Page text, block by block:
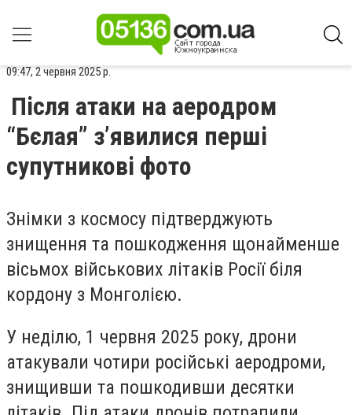
09:47, 2 червня 2025 р.
Після атаки на аеродром
“Бєлая” з’явилися перші
супутникові фото
Знімки з космосу підтверджують
знищення та пошкодження щонайменше
вісьмох військових літаків Росії біля
кордону з Монголією.
У неділю, 1 червня 2025 року, дрони
атакували чотири російські аеродроми,
знищивши та пошкодивши десятки